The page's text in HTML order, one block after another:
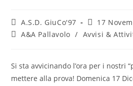
A.S.D. GiuCo'97
17
A&A Pallavolo / Avvisi &
Si sta avvicinando l’ora per i nostri
mettere alla prova! Domenica 17